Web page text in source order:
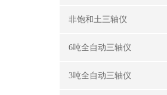
非饱和土三轴仪
6吨全自动三轴仪
3吨全自动三轴仪